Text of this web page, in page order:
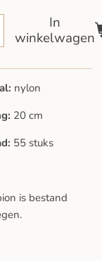
In
winkelwagen
nylon
20 cm
55 stuks
is bestand